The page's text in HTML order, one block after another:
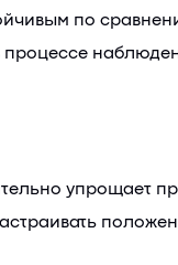
по
упрощает